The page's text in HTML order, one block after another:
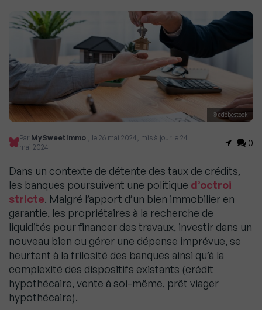
© adobestock
Par MySweetImmo , le 26 mai 2024, mis à jour le 24
mai 2024
0
Dans un contexte de détente des taux de crédits,
les banques poursuivent une politique d’octroi
stricte. Malgré l’apport d’un bien immobilier en
garantie, les propriétaires à la recherche de
liquidités pour financer des travaux, investir dans un
nouveau bien ou gérer une dépense imprévue, se
heurtent à la frilosité des banques ainsi qu’à la
complexité des dispositifs existants (crédit
hypothécaire, vente à soi-même, prêt viager
hypothécaire).